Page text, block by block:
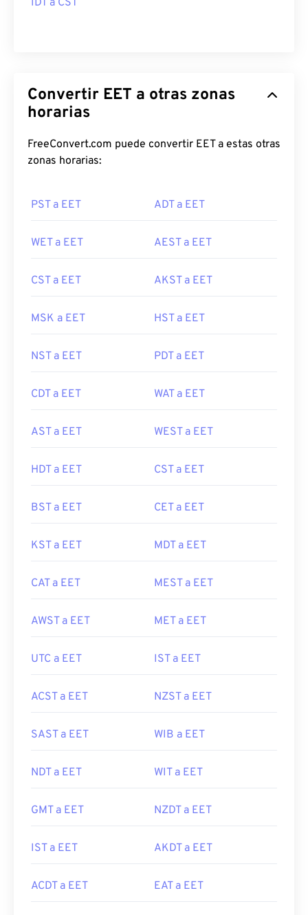
IDT a CST
Convertir EET a otras zonas
horarias
FreeConvert.com puede convertir EET a estas otras
zonas horarias:
PST a EET ADT a EET
WET a EET AEST a EET
CST a EET AKST a EET
MSK a EET HST a EET
NST a EET PDT a EET
CDT a EET WAT a EET
AST a EET WEST a EET
HDT a EET CST a EET
BST a EET CET a EET
KST a EET MDT a EET
CAT a EET MEST a EET
AWST a EET MET a EET
UTC a EET IST a EET
ACST a EET NZST a EET
SAST a EET WIB a EET
NDT a EET WIT a EET
GMT a EET NZDT a EET
IST a EET AKDT a EET
ACDT a EET EAT a EET